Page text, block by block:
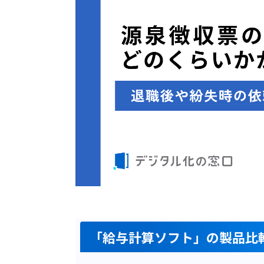
「給与計算ソフト」の製品比